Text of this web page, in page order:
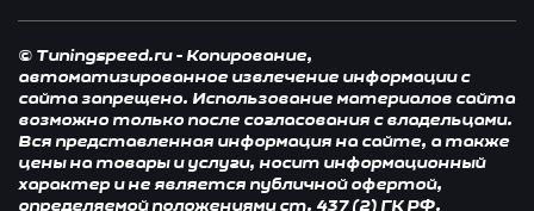
© Tuningspeed.ru - Копирование,
автоматизированное извлечение информации с
сайта запрещено. Использование материалов сайта
возможно только после согласования с владельцами.
Вся представленная информация на сайте, а также
цены на товары и услуги, носит информационный
характер и не является публичной офертой,
определяемой положениями ст. 437 (2) ГК РФ.